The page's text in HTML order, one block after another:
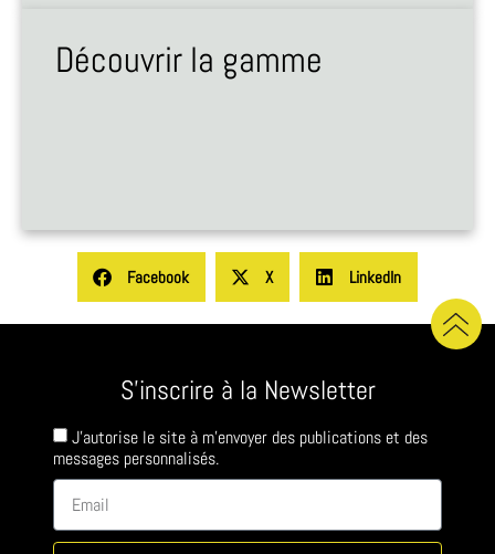
Découvrir la gamme
Facebook X LinkedIn
S'inscrire à la Newsletter
J'autorise le site à m'envoyer des publications et des
messages personnalisés.